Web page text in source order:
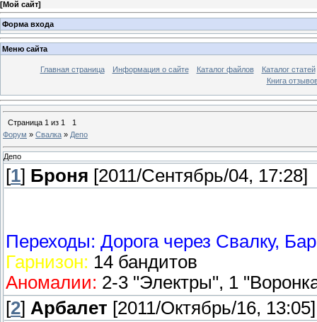
[Мой сайт]
Форма входа
Меню сайта
Главная страница Информация о сайте Каталог файлов
Каталог статей
Книга
Страница 1 из 1
1
Форум » Свалка » Депо
Депо
[1] Броня [2011/Сентябрь/04, 17:28]
Переходы: Дорога через Свалку,
Гарнизон: 14 бандитов
Аномалии: 2-3 "Электры", 1
[2] Арбалет [2011/Октябрь/16, 13:05]